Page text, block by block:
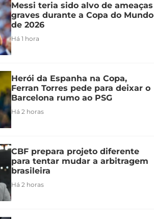
Messi teria sido alvo de ameaças
graves durante a Copa do Mundo
de 2026
Há 1 hora
Herói da Espanha na Copa,
Ferran Torres pede para deixar o
Barcelona rumo ao PSG
Há 2 horas
CBF prepara projeto diferente
para tentar mudar a arbitragem
brasileira
Há 2 horas